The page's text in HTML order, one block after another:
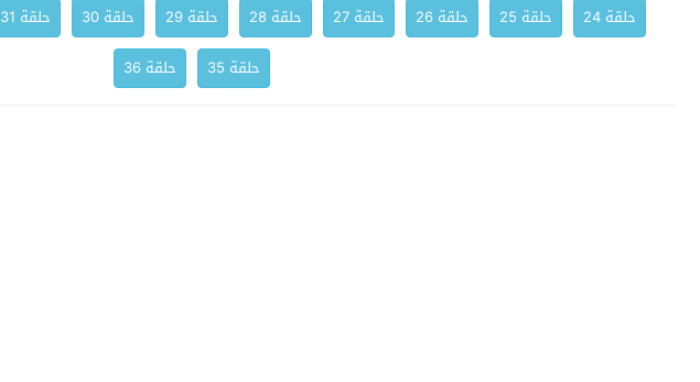
حلقة 24
حلقة 25 حلقة 26 حلقة 27 حلقة 28 حلقة 29 حلقة 30 حلقة 31
حلقة 35
حلقة 36